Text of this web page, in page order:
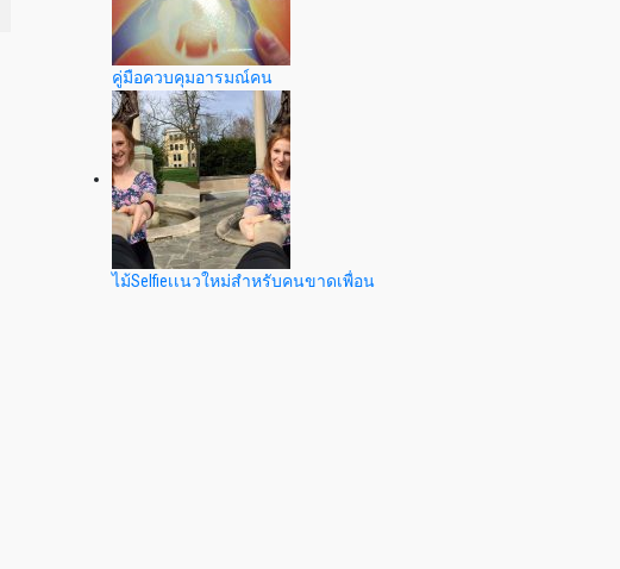
คู่มือควบคุมอารมณ์คน
ไม้Selfieเเนวใหม่สำหรับคนขาดเพื่อน